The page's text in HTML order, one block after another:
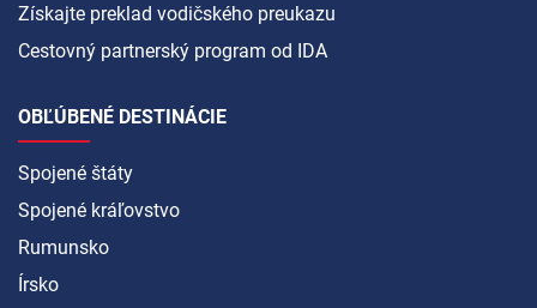
Získajte preklad vodičského preukazu
Cestovný partnerský program od IDA
OBĽÚBENÉ DESTINÁCIE
Spojené štáty
Spojené kráľovstvo
Rumunsko
Írsko